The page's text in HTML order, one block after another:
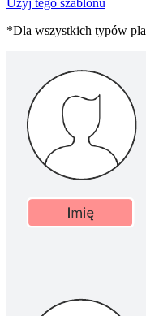
Użyj tego szablonu
*Dla wszystkich typów